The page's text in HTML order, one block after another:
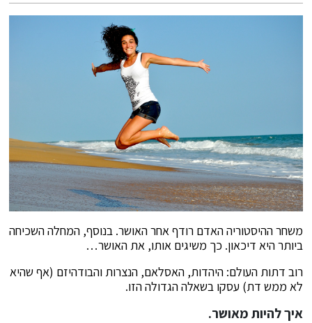
משחר ההיסטוריה האדם רודף אחר האושר. בנוסף, המחלה השכיחה
ביותר היא דיכאון. כך משיגים אותו, את האושר…
רוב דתות העולם: היהדות, האסלאם, הנצרות והבודהיזם (אף שהיא
לא ממש דת) עסקו בשאלה הגדולה הזו.
איך להיות מאושר.